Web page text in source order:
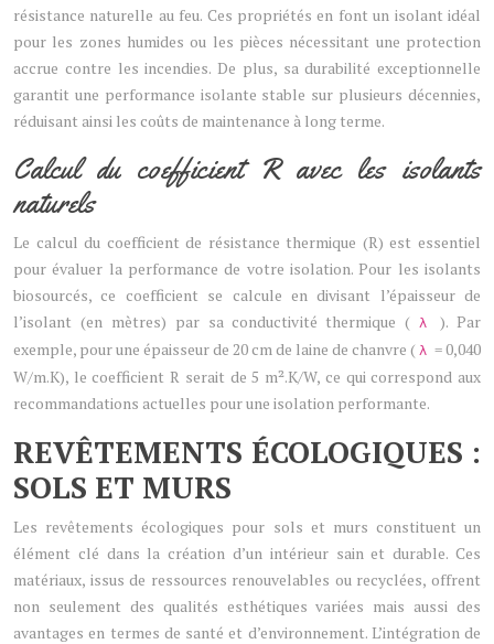
résistance naturelle au feu. Ces propriétés en font un isolant idéal
pour les zones humides ou les pièces nécessitant une protection
accrue contre les incendies. De plus, sa durabilité exceptionnelle
garantit une performance isolante stable sur plusieurs décennies,
réduisant ainsi les coûts de maintenance à long terme.
Calcul du coefficient R avec les isolants
naturels
Le calcul du coefficient de résistance thermique (R) est essentiel
pour évaluer la performance de votre isolation. Pour les isolants
biosourcés, ce coefficient se calcule en divisant l’épaisseur de
l’isolant (en mètres) par sa conductivité thermique (λ ). Par
exemple, pour une épaisseur de 20 cm de laine de chanvre ( λ = 0,040
W/m.K), le coefficient R serait de 5 m².K/W, ce qui correspond aux
recommandations actuelles pour une isolation performante.
REVÊTEMENTS ÉCOLOGIQUES :
SOLS ET MURS
Les revêtements écologiques pour sols et murs constituent un
élément clé dans la création d’un intérieur sain et durable. Ces
matériaux, issus de ressources renouvelables ou recyclées, offrent
non seulement des qualités esthétiques variées mais aussi des
avantages en termes de santé et d’environnement. L’intégration de